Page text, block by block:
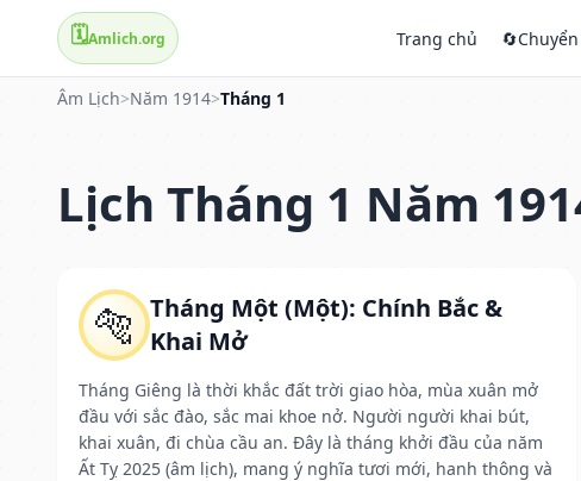
🗓️Amlich.org Trang chủ 🔄
Âm Lịch>Năm 1914>Tháng 1
Lịch Tháng 1 Năm
🐅 Tháng Một (Một): Chính Bắc &
Khai Mở
Tháng Giêng là thời khắc đất trời giao hòa, mùa xuân mở
đầu với sắc đào, sắc mai khoe nở. Người người khai bút,
khai xuân, đi chùa cầu an. Đây là tháng khởi đầu của năm
Ất Tỵ 2025 (âm lịch), mang ý nghĩa tươi mới, hanh thông và